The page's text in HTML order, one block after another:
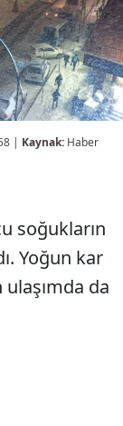
| Kaynak: Haber
soğukların
Yoğun kar
ulaşımda da